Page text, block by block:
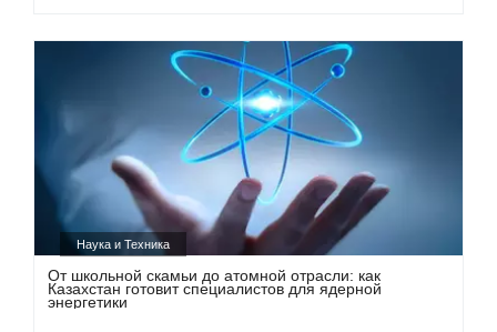
Наука и Техника
От школьной скамьи до атомной отрасли: как
Казахстан готовит специалистов для ядерной
энергетики